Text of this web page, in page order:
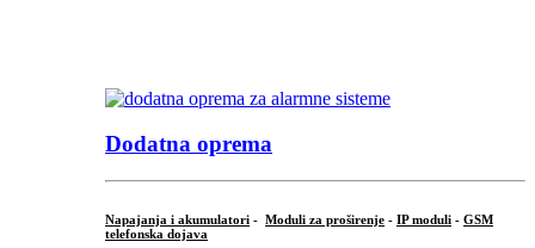
Dodatna oprema
Napajanja i akumulatori - Moduli za proširenje - IP moduli - GSM
telefonska dojava